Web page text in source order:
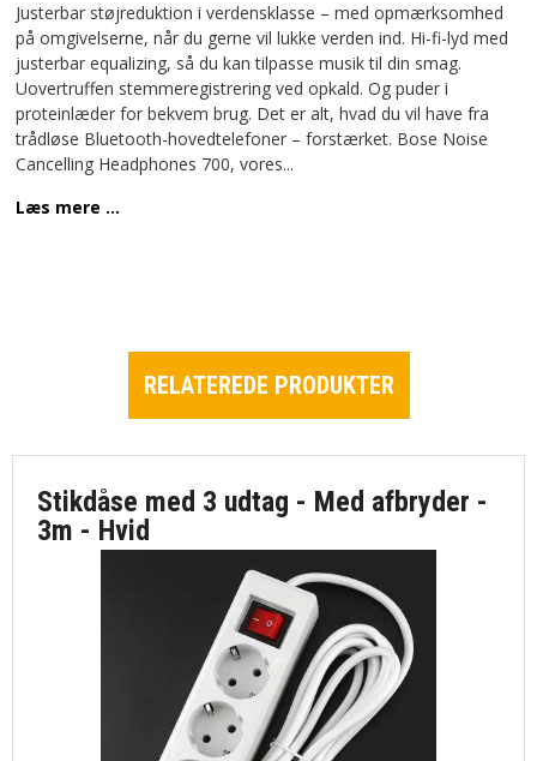
Justerbar støjreduktion i verdensklasse – med opmærksomhed
på omgivelserne, når du gerne vil lukke verden ind. Hi-fi-lyd med
justerbar equalizing, så du kan tilpasse musik til din smag.
Uovertruffen stemmeregistrering ved opkald. Og puder i
proteinlæder for bekvem brug. Det er alt, hvad du vil have fra
trådløse Bluetooth-hovedtelefoner – forstærket. Bose Noise
Cancelling Headphones 700, vores...
Læs mere ...
RELATEREDE PRODUKTER
Stikdåse med 3 udtag - Med afbryder -
3m - Hvid